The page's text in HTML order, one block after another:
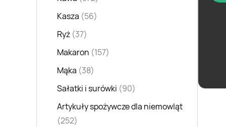
Kasza (56)
Ryż (37)
Makaron (157)
Mąka (38)
Sałatki i surówki (90)
Artykuły spożywcze dla niemowląt
(252)